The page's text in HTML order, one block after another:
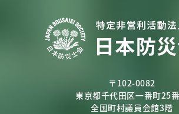
〒102-0082
東京都千代田区一番町25
全国町村議員会館3階